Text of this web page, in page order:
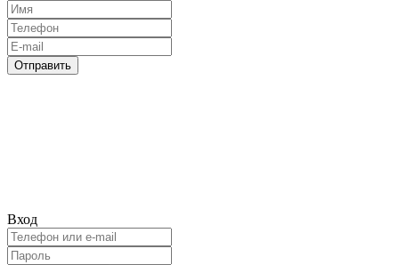
Отправить
Вход